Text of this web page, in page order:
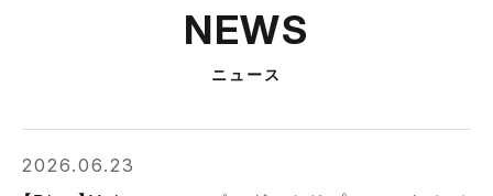
NEWS
ニュース
2026.06.23